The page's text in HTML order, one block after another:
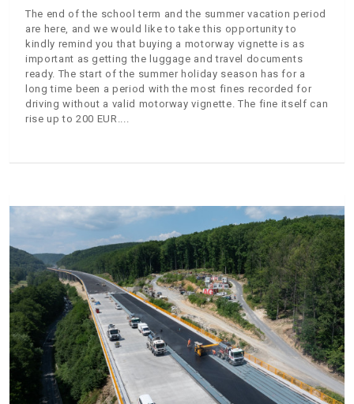
The end of the school term and the summer vacation period
are here, and we would like to take this opportunity to
kindly remind you that buying a motorway vignette is as
important as getting the luggage and travel documents
ready. The start of the summer holiday season has for a
long time been a period with the most fines recorded for
driving without a valid motorway vignette. The fine itself can
rise up to 200 EUR.